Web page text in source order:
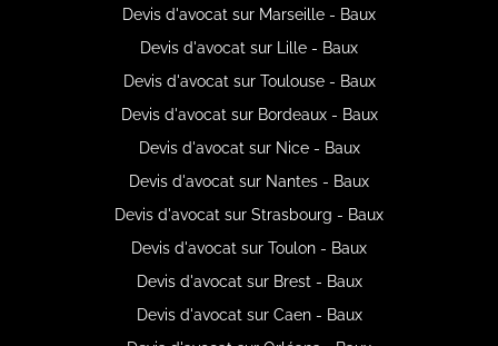
Devis d'avocat sur Marseille - Baux
Devis d'avocat sur Lille - Baux
Devis d'avocat sur Toulouse - Baux
Devis d'avocat sur Bordeaux - Baux
Devis d'avocat sur Nice - Baux
Devis d'avocat sur Nantes - Baux
Devis d'avocat sur Strasbourg - Baux
Devis d'avocat sur Toulon - Baux
Devis d'avocat sur Brest - Baux
Devis d'avocat sur Caen - Baux